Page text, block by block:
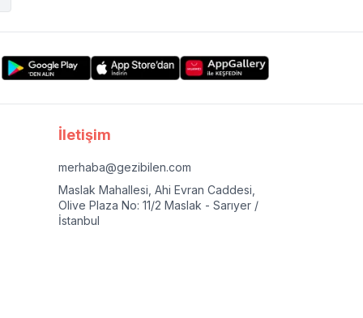
İletişim
merhaba@gezibilen.com
Maslak Mahallesi, Ahi Evran Caddesi,
Olive Plaza No: 11/2 Maslak - Sarıyer /
İstanbul